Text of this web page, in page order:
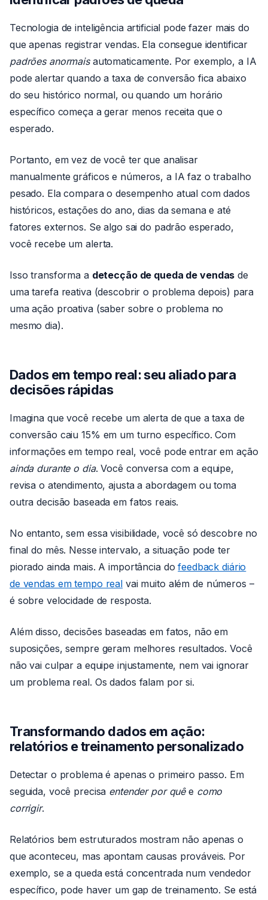
Tecnologia de inteligência artificial pode fazer mais do
que apenas registrar vendas. Ela consegue identificar
padrões anormaisautomaticamente. Por exemplo, a IA
pode alertar quando a taxa de conversão fica abaixo
do seu histórico normal, ou quando um horário
específico começa a gerar menos receita que o
esperado.
Portanto, em vez de você ter que analisar
manualmente gráficos e números, a IA faz o trabalho
pesado. Ela compara o desempenho atual com dados
históricos, estações do ano, dias da semana e até
fatores externos. Se algo sai do padrão esperado,
você recebe um alerta.
Isso transforma a detecção de queda de vendas de
uma tarefa reativa (descobrir o problema depois) para
uma ação proativa (saber sobre o problema no
mesmo dia).
Dados em tempo real: seu aliado para
decisões rápidas
Imagina que você recebe um alerta de que a taxa de
conversão caiu 15% em um turno específico. Com
informações em tempo real, você pode entrar em ação
ainda durante o dia. Você conversa com a equipe,
revisa o atendimento, ajusta a abordagem ou toma
outra decisão baseada em fatos reais.
No entanto, sem essa visibilidade, você só descobre no
final do mês. Nesse intervalo, a situação pode ter
piorado ainda mais. A importância dofeedback diário
de vendas em tempo real vai muito além de números –
é sobre velocidade de resposta.
Além disso, decisões baseadas em fatos, não em
suposições, sempre geram melhores resultados. Você
não vai culpar a equipe injustamente, nem vai ignorar
um problema real. Os dados falam por si.
Transformando dados em ação:
relatórios e treinamento personalizado
Detectar o problema é apenas o primeiro passo. Em
seguida, você precisa entender por quêe como
corrigir.
Relatórios bem estruturados mostram não apenas o
que aconteceu, mas apontam causas prováveis. Por
exemplo, se a queda está concentrada num vendedor
específico, pode haver um gap de treinamento. Se está